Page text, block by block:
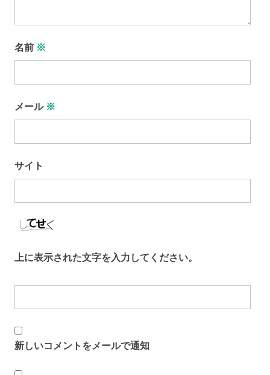
名前 ※
メール ※
サイト
上に表示された文字を入力してください。
新しいコメントをメールで通知